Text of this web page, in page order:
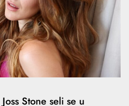
Stone seli se u